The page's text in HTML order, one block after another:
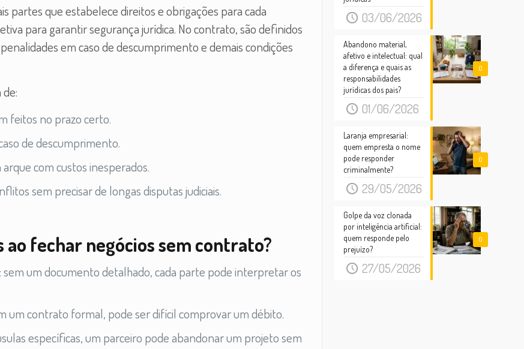
partes que estabelece direitos e obrigações para cada
para garantir segurança jurídica. No contrato, são definidos
em caso de descumprimento e demais condições
feitos no prazo certo.
de descumprimento.
com custos inesperados.
sem precisar de longas disputas judiciais.
ao fechar negócios sem contrato?
: sem um documento detalhado, cada parte pode interpretar os
um contrato formal, pode ser difícil comprovar um débito.
específicas, um parceiro pode abandonar um projeto sem
03/06/2026
0
Abandono material,
afetivo e intelectual: qual
a diferença e quais as
responsabilidades
jurídicas dos pais?
01/06/2026
0
Laranja empresarial:
quem empresta o nome
pode responder
criminalmente?
29/05/2026
0
Golpe da voz clonada
por inteligência artificial:
quem responde pelo
prejuízo?
27/05/2026